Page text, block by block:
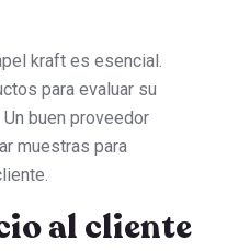
kraft es esencial.
para evaluar su
buen proveedor
muestras para
al cliente